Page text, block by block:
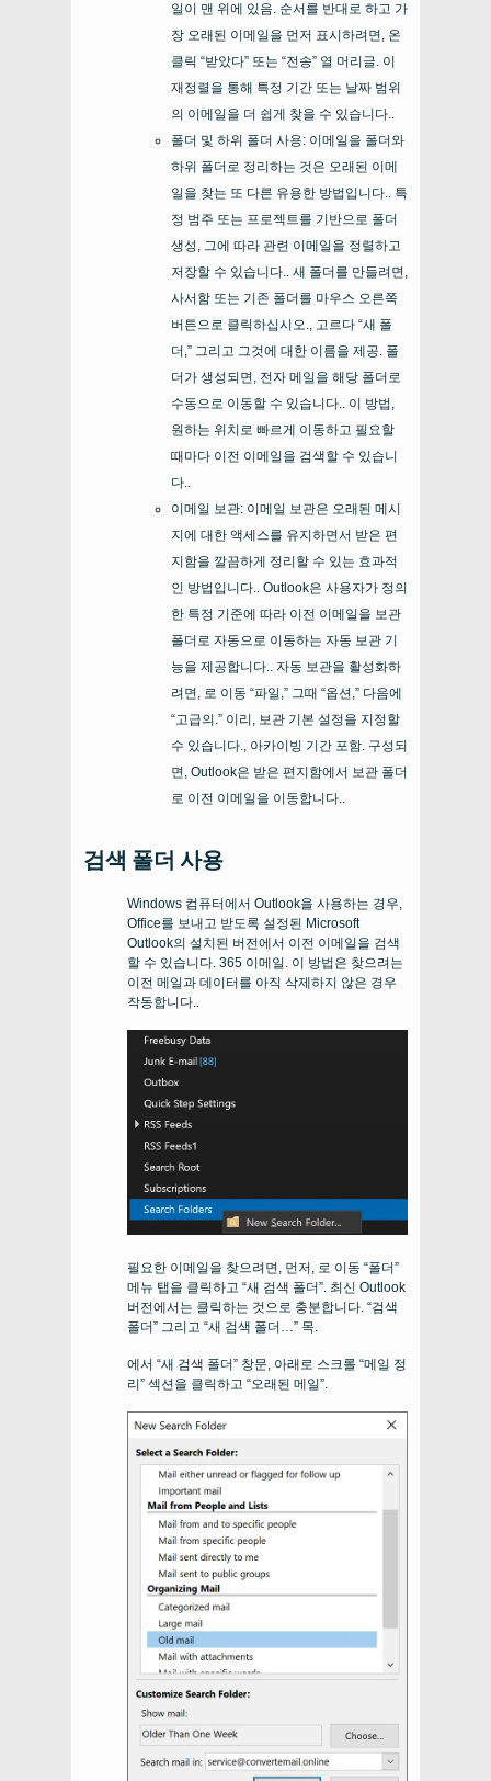
일이 맨 위에 있음. 순서를 반대로 하고 가
장 오래된 이메일을 먼저 표시하려면, 온
클릭 “받았다” 또는 “전송” 열 머리글. 이
재정렬을 통해 특정 기간 또는 날짜 범위
의 이메일을 더 쉽게 찾을 수 있습니다..
폴더 및 하위 폴더 사용: 이메일을 폴더와
하위 폴더로 정리하는 것은 오래된 이메
일을 찾는 또 다른 유용한 방법입니다.. 특
정 범주 또는 프로젝트를 기반으로 폴더
생성, 그에 따라 관련 이메일을 정렬하고
저장할 수 있습니다.. 새 폴더를 만들려면,
사서함 또는 기존 폴더를 마우스 오른쪽
버튼으로 클릭하십시오., 고르다 “새 폴
더,” 그리고 그것에 대한 이름을 제공. 폴
더가 생성되면, 전자 메일을 해당 폴더로
수동으로 이동할 수 있습니다.. 이 방법,
원하는 위치로 빠르게 이동하고 필요할
때마다 이전 이메일을 검색할 수 있습니
다..
이메일 보관: 이메일 보관은 오래된 메시
지에 대한 액세스를 유지하면서 받은 편
지함을 깔끔하게 정리할 수 있는 효과적
인 방법입니다.. Outlook은 사용자가 정의
한 특정 기준에 따라 이전 이메일을 보관
폴더로 자동으로 이동하는 자동 보관 기
능을 제공합니다.. 자동 보관을 활성화하
려면, 로 이동 “파일,” 그때 “옵션,” 다음에
“고급의.” 이리, 보관 기본 설정을 지정할
수 있습니다., 아카이빙 기간 포함. 구성되
면, Outlook은 받은 편지함에서 보관 폴더
로 이전 이메일을 이동합니다..
검색 폴더 사용
Windows 컴퓨터에서 Outlook을 사용하는 경우,
Office를 보내고 받도록 설정된 Microsoft
Outlook의 설치된 버전에서 이전 이메일을 검색
할 수 있습니다. 365 이메일. 이 방법은 찾으려는
이전 메일과 데이터를 아직 삭제하지 않은 경우
작동합니다..
필요한 이메일을 찾으려면, 먼저, 로 이동 “폴더”
메뉴 탭을 클릭하고 “새 검색 폴더”. 최신 Outlook
버전에서는 클릭하는 것으로 충분합니다. “검색
폴더” 그리고 “새 검색 폴더…” 목.
에서 “새 검색 폴더” 창문, 아래로 스크롤 “메일 정
리” 섹션을 클릭하고 “오래된 메일”.